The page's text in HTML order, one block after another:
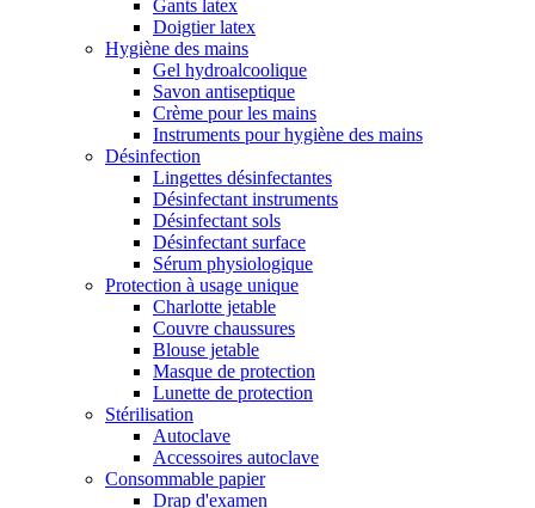
Gants latex
Doigtier latex
Hygiène des mains
Gel hydroalcoolique
Savon antiseptique
Crème pour les mains
Instruments pour hygiène des mains
Désinfection
Lingettes désinfectantes
Désinfectant instruments
Désinfectant sols
Désinfectant surface
Sérum physiologique
Protection à usage unique
Charlotte jetable
Couvre chaussures
Blouse jetable
Masque de protection
Lunette de protection
Stérilisation
Autoclave
Accessoires autoclave
Consommable papier
Drap d'examen